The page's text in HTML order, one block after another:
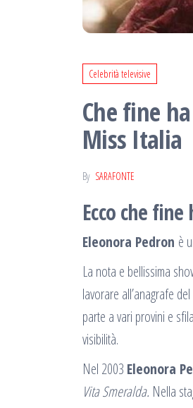
Celebrità televisive
Che fine
Miss Italia
By SARAFONTE
Ecco che
Eleonora Pedron è
La nota e bellissima
lavorare all’anagrafe
parte a vari provini e
visibilità.
Nel 2003 Eleonora
Vita Smeralda. Nella